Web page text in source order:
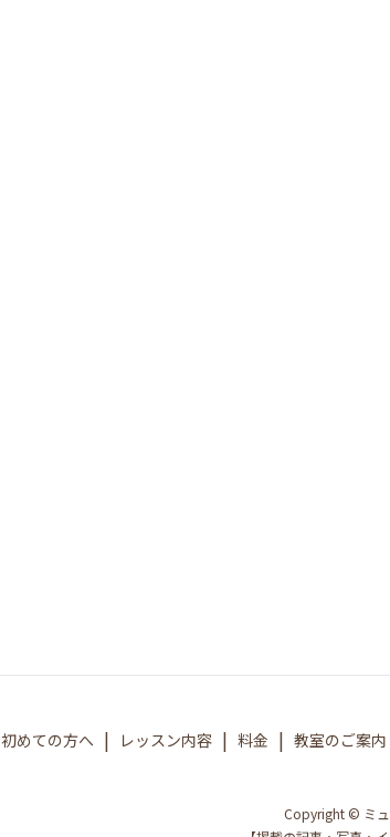
初めての方へ レッスン内容 料金 教室のご案内
Copyright © ミュ